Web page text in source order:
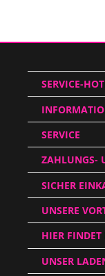
SERVICE-
SERVICE
ZAHLUNGS-
SICHER
UNSERE
HIER
UNSER